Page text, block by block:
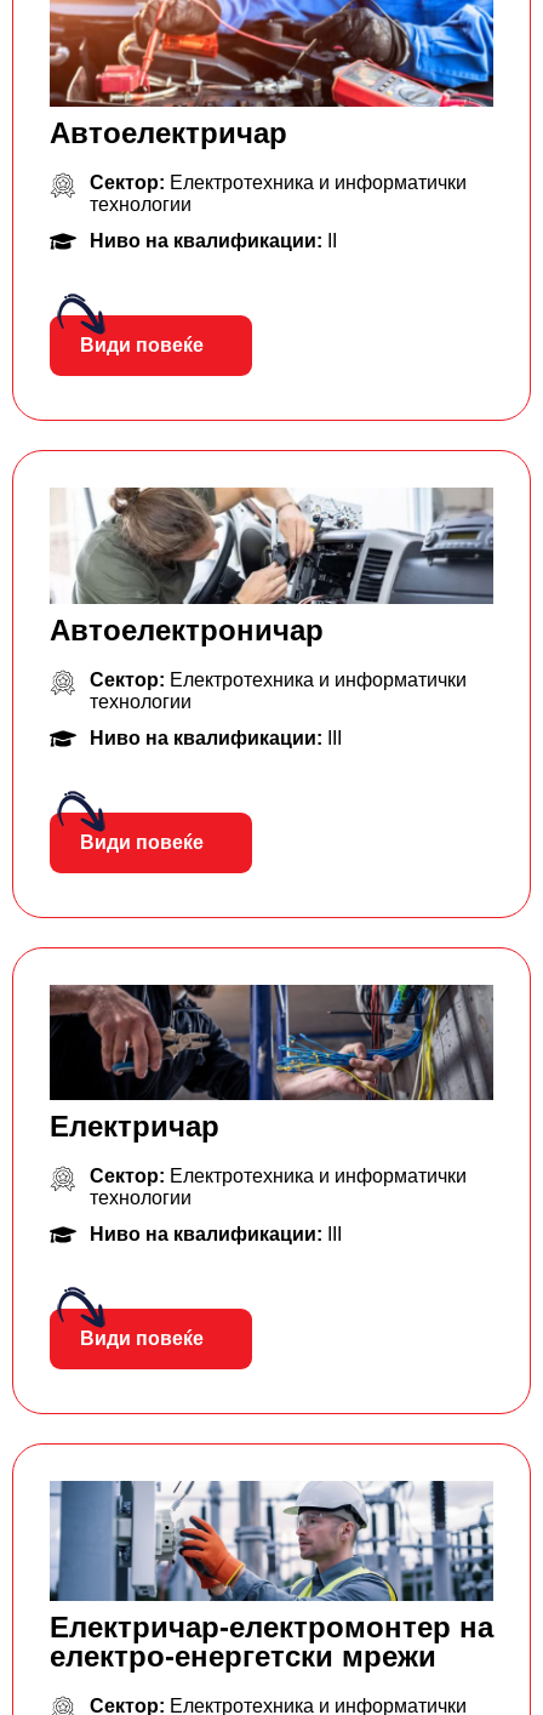
Aвтоелектричар
Сектор: Електротехника и информатички
технологии
Ниво на квалификации:
Види повеќе
Автоелектроничар
Сектор: Електротехника и информатички
технологии
Ниво на квалификации:
Види повеќе
Електричар
Сектор: Електротехника и информатички
технологии
Ниво на квалификации:
Види повеќе
Електричар-електромонтер на
електро-енергетски мрежи
Сектор: Електротехника и информатички